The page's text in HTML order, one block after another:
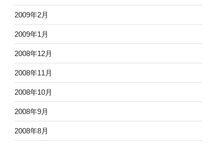
2009年2月
2009年1月
2008年12月
2008年11月
2008年10月
2008年9月
2008年8月